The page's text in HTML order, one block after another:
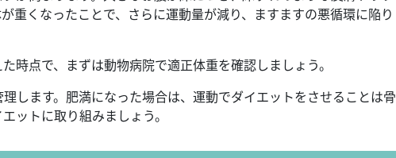
重くなったことで、さらに運動量が減り、ますますの悪循環に陥り
時点で、まずは動物病院で適正体重を確認しましょう。
します。肥満になった場合は、運動でダイエットをさせることは骨
ットに取り組みましょう。